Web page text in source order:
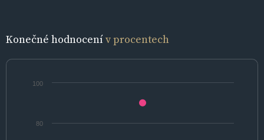
Konečné hodnocenív procentech
80
100